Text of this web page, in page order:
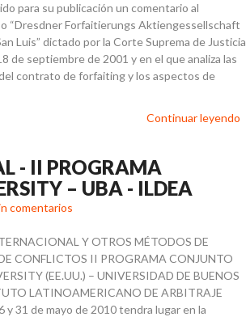
para su publicación un comentario al
“Dresdner Forfaitierungs Aktiengessellschaft
Luis” dictado por la Corte Suprema de Justicia
de septiembre de 2001 y en el que analiza las
contrato de forfaiting y los aspectos de
Continuar leyendo
- II PROGRAMA
– UBA - ILDEA
comentarios
Y OTROS MÉTODOS DE
CONFLICTOS II PROGRAMA CONJUNTO
(EE.UU.) – UNIVERSIDAD DE BUENOS
LATINOAMERICANO DE ARBITRAJE
y 31 de mayo de 2010 tendra lugar en la